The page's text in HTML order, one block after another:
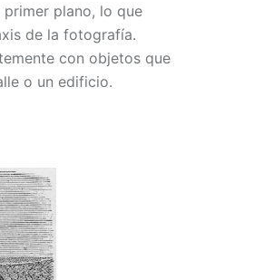
plano, lo que
de la fotografía.
con objetos que
o un edificio.